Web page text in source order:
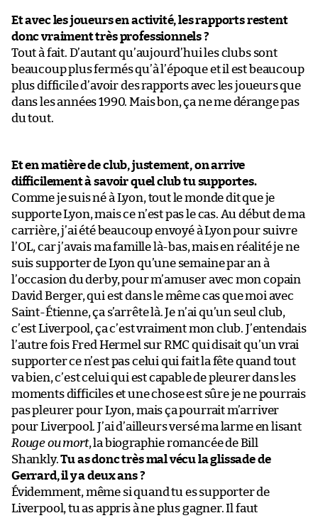
Et avec les joueurs en activité, les rapports restent
donc vraiment très professionnels ?
Tout à fait. D’autant qu’aujourd’hui les clubs sont
beaucoup plus fermés qu’à l’époque et il est beaucoup
plus difficile d’avoir des rapports avec les joueurs que
dans les années 1990. Mais bon, ça ne me dérange pas
du tout.
Et en matière de club, justement, on arrive
difficilement à savoir quel club tu supportes.
Comme je suis né à Lyon, tout le monde dit que je
supporte Lyon, mais ce n’est pas le cas. Au début de ma
carrière, j’ai été beaucoup envoyé à Lyon pour suivre
l’OL, car j’avais ma famille là-bas, mais en réalité je ne
suis supporter de Lyon qu’une semaine par an à
l’occasion du derby, pour m’amuser avec mon copain
David Berger, qui est dans le même cas que moi avec
Saint-Étienne, ça s’arrête là. Je n’ai qu’un seul club,
c’est Liverpool, ça c’est vraiment mon club. J’entendais
l’autre fois Fred Hermel sur RMC qui disait qu’un vrai
supporter ce n’est pas celui qui fait la fête quand tout
va bien, c’est celui qui est capable de pleurer dans les
moments difficiles et une chose est sûre je ne pourrais
pas pleurer pour Lyon, mais ça pourrait m’arriver
pour Liverpool. J’ai d’ailleurs versé ma larme en lisant
Rouge ou mort, la biographie romancée de Bill
Shankly.Tu as donc très mal vécu la glissade de
Gerrard, il y a deux ans ?
Évidemment, même si quand tu es supporter de
Liverpool, tu as appris à ne plus gagner. Il faut